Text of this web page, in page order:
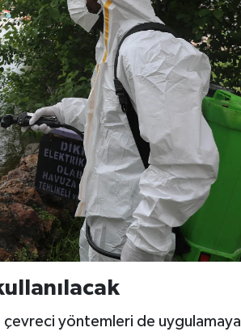
çevreci yöntemleri de uygulamaya